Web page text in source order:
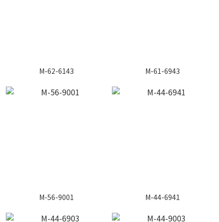
M-62-6143 M-61-6943
M-56-9001 M-44-6941